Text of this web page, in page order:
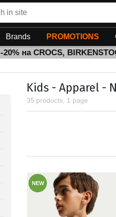
Brands PROMOTIONS
-20% на CROCS,
Kids - Apparel -
35 products, 1 page
NEW